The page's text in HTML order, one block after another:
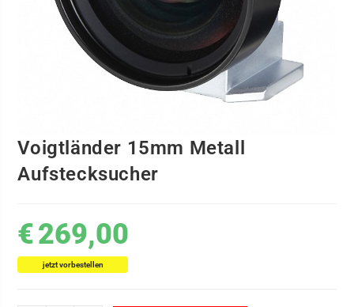
Voigtländer 15mm Metall
Aufstecksucher
€269,00
jetzt vorbestellen